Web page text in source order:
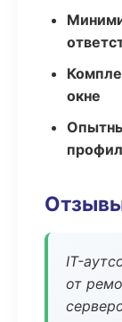
окне
IT-
от